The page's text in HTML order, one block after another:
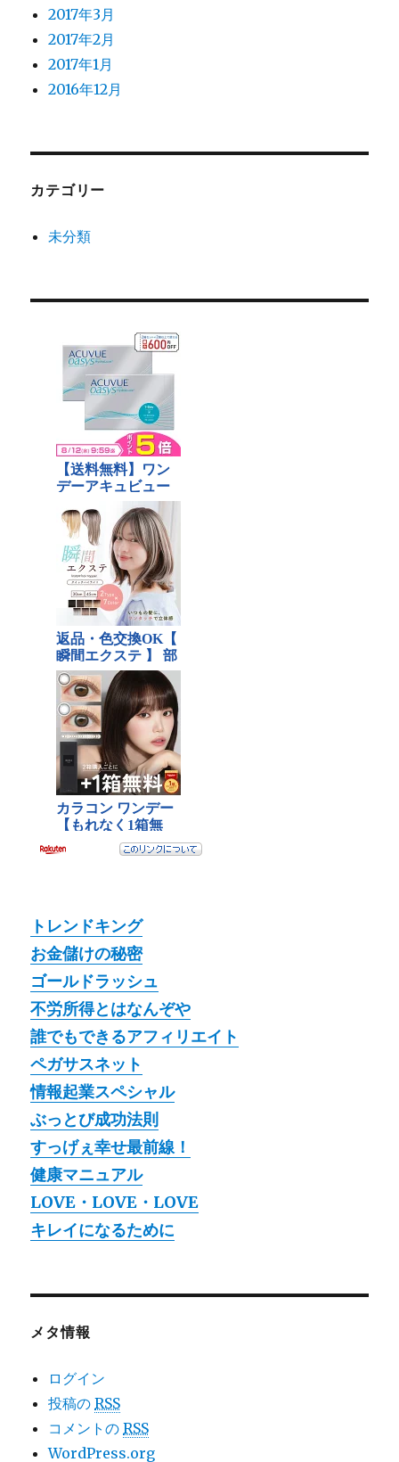
2017年3月
2017年2月
2017年1月
2016年12月
カテゴリー
未分類
トレンドキング
お金儲けの秘密
ゴールドラッシュ
不労所得とはなんぞや
誰でもできるアフィリエイト
ペガサスネット
情報起業スペシャル
ぶっとび成功法則
すっげぇ幸せ最前線！
健康マニュアル
LOVE・LOVE・LOVE
キレイになるために
メタ情報
ログイン
投稿のRSS
コメントのRSS
WordPress.org